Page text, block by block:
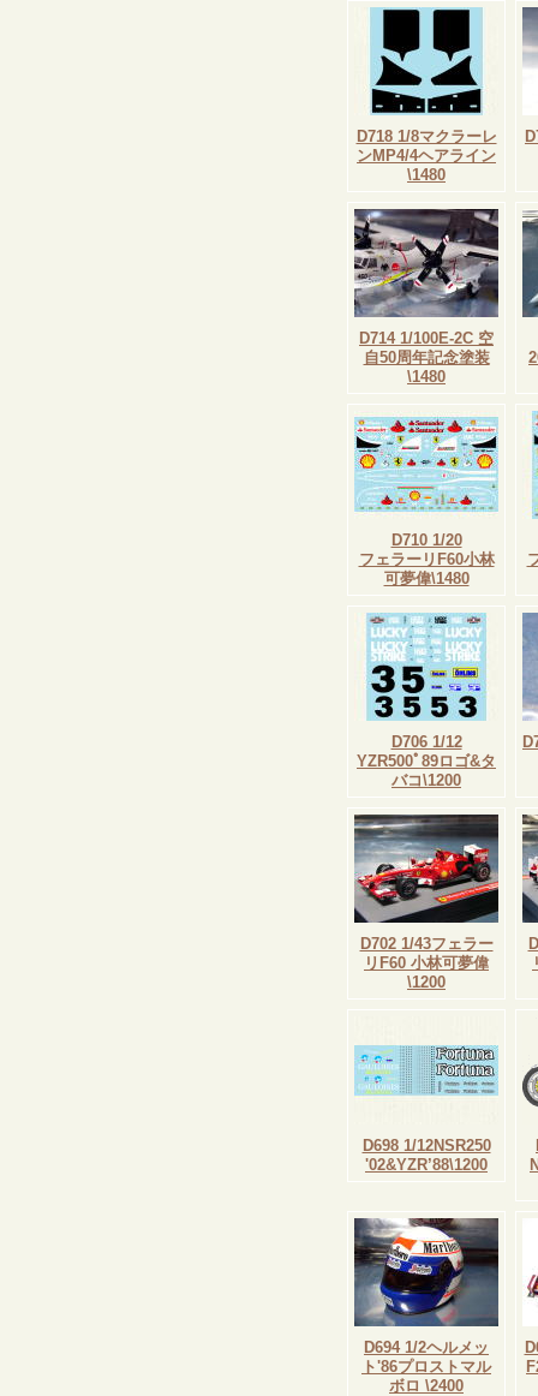
D718 1/8マクラーレ
ンMP4/4ヘアライン
\1480
D714 1/100E-2C 空
自50周年記念塗装
\1480
D710 1/20
フェラーリF60小林
可夢偉\1480
D706 1/12
YZR500ﾟ89ロゴ&タ
バコ\1200
D702 1/43フェラー
リF60 小林可夢偉
\1200
D698 1/12NSR250
'02&YZR’88\1200
D694 1/2ヘルメッ
ト'86プロストマル
ボロ \2400